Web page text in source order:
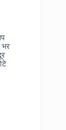
भर